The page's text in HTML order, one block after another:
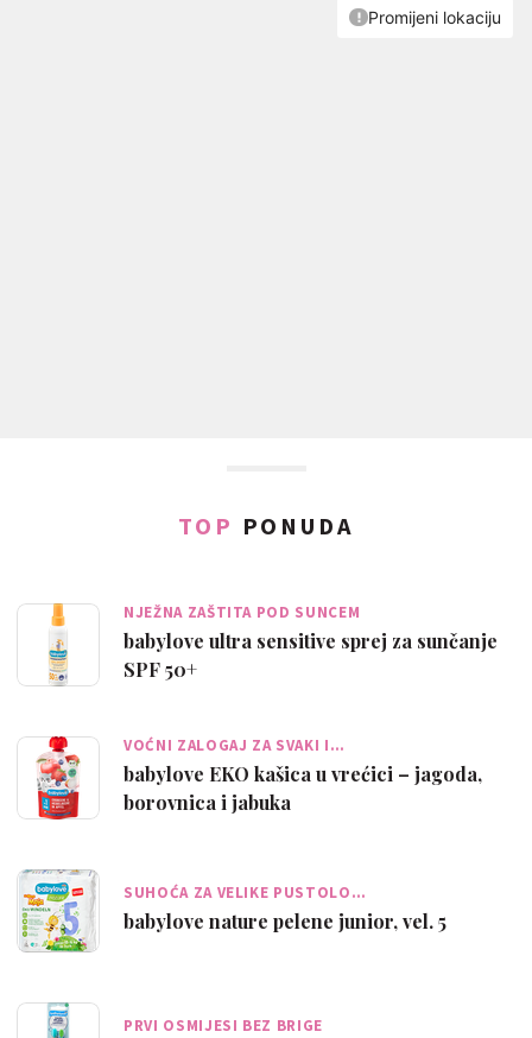
TOP PONUDA
NJEŽNA ZAŠTITA POD SUNCEM
babylove ultra sensitive sprej za sunčanje
SPF 50+
VOĆNI ZALOGAJ ZA SVAKI I…
babylove EKO kašica u vrećici – jagoda,
borovnica i jabuka
SUHOĆA ZA VELIKE PUSTOLO…
babylove nature pelene junior, vel. 5
PRVI OSMIJESI BEZ BRIGE